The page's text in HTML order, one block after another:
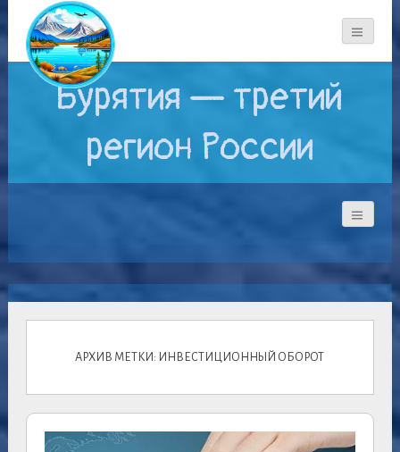
Бурятия — третий
регион России
АРХИВ МЕТКИ: ИНВЕСТИЦИОННЫЙ ОБОРОТ